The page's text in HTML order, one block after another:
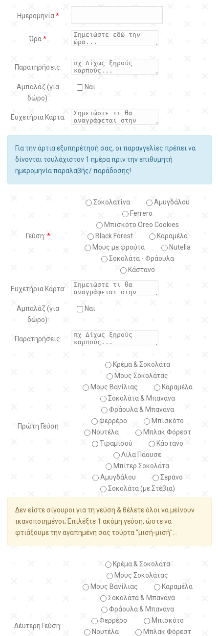
Ημερομηνία*
Ώρα*
Παρατηρήσεις:
Αμπαλάζ (για
δώρο):
Ναι
Ευχετήρια Κάρτα:
Για την άρτια εξυπηρέτησή σας, οι παραγγελίες πρέπει να
δίνονται τουλάχιστον 1 ημέρα πριν την επιθυμητή
ημερομηνία παραλαβής/ παράδοσης!
Γεύση: *
Σοκολατίνα
Αμυγδάλου
Ferrero
Μπισκότο Oreo Cookies
Black Forest
Kαραμέλα
Μους με φρούτα
Nutella
Σοκολάτα - Φράουλα
Κάστανο
Ευχετήρια Κάρτα:
Αμπαλάζ (για
δώρο):
Ναι
Παρατηρήσεις:
Πρώτη Γεύση
Κρέμα & Σοκολάτα
Μους Σοκολάτας
Μους Βανίλιας
Καραμέλα
Σοκολάτα & Μπανάνα
Φράουλα & Μπανάνα
Φερρέρο
Μπισκότο
Νουτέλα
Μπλακ Φόρεστ
Τιραμισού
Κάστανο
Λίλα Πάουσε
Μπίτερ Σοκολάτα
Αμυγδάλου
Σεράνο
Σοκολάτα (με Στέβια)
Δεν είστε σίγουροι για τη γεύση & θέλετε όλοι να μείνουν
ικανοποιημένοι; Επιλέξτε 1 ακόμη γεύση, ώστε να
φτιάξουμε την αγαπημένη σας τούρτα "μισή-μισή"...
Δέυτερη Γεύση:
Κρέμα & Σοκολάτα
Μους Σοκολάτας
Μους Βανίλιας
Καραμέλα
Σοκολάτα & Μπανάνα
Φράουλα & Μπανάνα
Φερρέρο
Μπισκότο
Νουτέλα
Μπλακ Φόρεστ